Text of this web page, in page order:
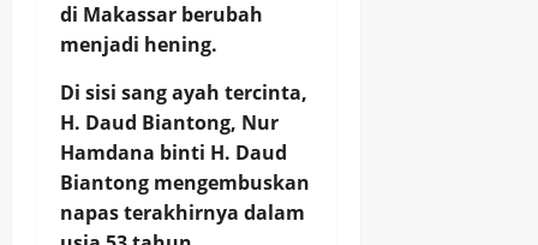
di Makassar berubah
menjadi hening.
Di sisi sang ayah tercinta,
H. Daud Biantong, Nur
Hamdana binti H. Daud
Biantong mengembuskan
napas terakhirnya dalam